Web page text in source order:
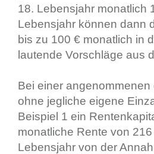
18. Lebensjahr monatlich
Lebensjahr können dann
bis zu 100 € monatlich in
lautende Vorschläge aus
Bei einer
ohne jegliche eigene
Beispiel 1 ein
monatliche Rente von
Lebensjahr von der